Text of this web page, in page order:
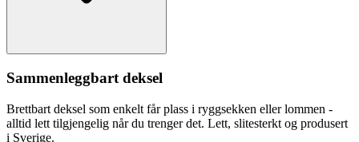
Sammenleggbart deksel
Brettbart deksel som enkelt får plass i ryggsekken eller lommen -
alltid lett tilgjengelig når du trenger det. Lett, slitesterkt og produsert
i Sverige.